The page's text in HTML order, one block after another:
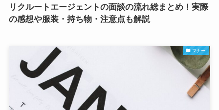
リクルートエージェントの面談の流れ総まとめ！実際
の感想や服装・持ち物・注意点も解説
マナー